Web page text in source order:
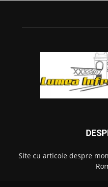
Site cu articole despre